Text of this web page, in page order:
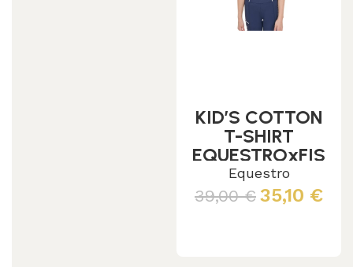
KID’S COTTON
T-SHIRT
EQUESTROxFIS
E
Equestro
39,00€ 35,10 €